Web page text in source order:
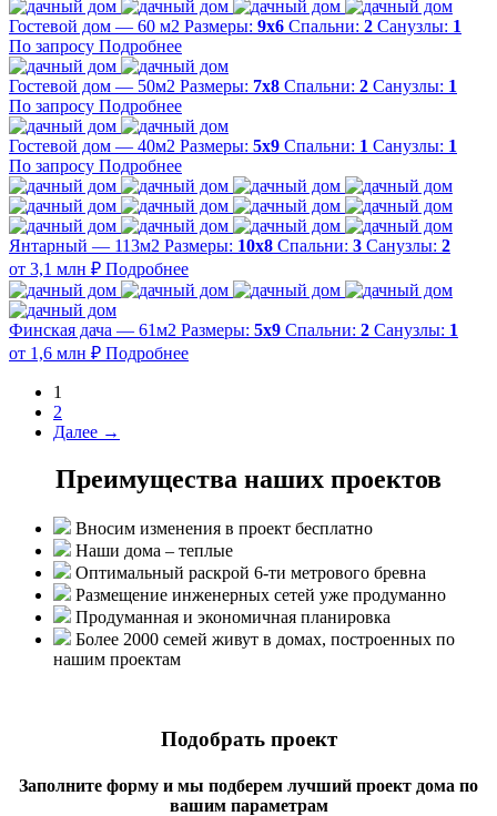
Гостевой дом — 60 м2 Размеры: 9х6 Спальни: 2 Санузлы: 1
По запросу Подробнее
Гостевой дом — 50м2 Размеры: 7х8 Спальни: 2 Санузлы: 1
По запросу Подробнее
Гостевой дом — 40м2 Размеры: 5х9 Спальни: 1 Санузлы: 1
По запросу Подробнее
Янтарный — 113м2 Размеры: 10х8 Спальни: 3 Санузлы: 2
от 3,1 млн ₽ Подробнее
Финская дача — 61м2 Размеры: 5х9 Спальни: 2 Санузлы: 1
от 1,6 млн ₽ Подробнее
1
2
Далее →
Преимущества наших проектов
Вносим изменения в проект бесплатно
Наши дома – теплые
Оптимальный раскрой 6-ти метрового бревна
Размещение инженерных сетей уже продуманно
Продуманная и экономичная планировка
Более 2000 семей живут в домах, построенных по
нашим проектам
Подобрать проект
Заполните форму и мы подберем лучший проект дома по
вашим параметрам